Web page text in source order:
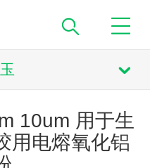
10um 用于生
用电熔氧化铝